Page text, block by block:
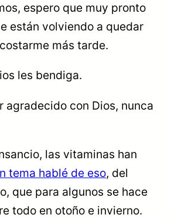
espero que muy pronto
están volviendo a quedar
más tarde.
les bendiga.
agradecido con Dios, nunca
las vitaminas han
tema hablé de eso, del
que para algunos se hace
todo en otoño e invierno.